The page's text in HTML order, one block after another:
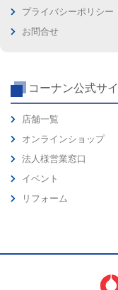
プライバシーポリシー
お問合せ
コーナン公式サ
店舗一覧
オンラインショップ
法人様営業窓口
イベント
リフォーム